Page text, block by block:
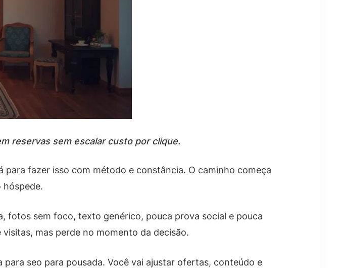
reservas sem escalar custo por clique.
fazer isso com método e constância. O caminho começa
hóspede.
fotos sem foco, texto genérico, pouca prova social e pouca
mas perde no momento da decisão.
seo para pousada. Você vai ajustar ofertas, conteúdo e